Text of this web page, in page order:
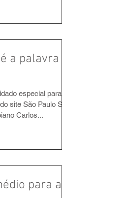
a palavra
especial para o
site São Paulo São,
Carlos...
para as